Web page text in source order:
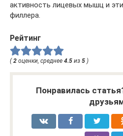
активность лицевых мышц и
филлера.
Рейтинг
( 2 оценки, среднее 4.5 из 5 )
Понравилась